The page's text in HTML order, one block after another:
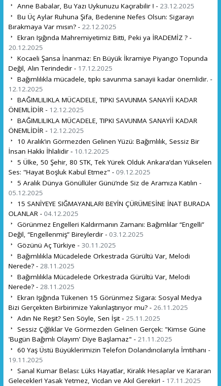
Anne Babalar, Bu Yazı Uykunuzu Kaçırabilir ! - 23.12.2025
Bu Üç Aylar Ruhuna Şifa, Bedenine Nefes Olsun: Sigarayı
Bırakmaya Var mısın? - 22.12.2025
Ekran Işığında Mahremiyetimiz Bitti, Peki ya İRADEMİZ ? -
20.12.2025
Kocaeli Şansa İnanmaz: En Büyük İkramiye Piyango Topunda
Değil, Alın Terindedir - 17.12.2025
Bağımlılıkla mücadele, tıpkı savunma sanayii kadar önemlidir. -
12.12.2025
BAĞIMLILIKLA MÜCADELE, TIPKI SAVUNMA SANAYİİ KADAR
ÖNEMLİDİR - 12.12.2025
BAĞIMLILIKLA MÜCADELE, TIPKI SAVUNMA SANAYİİ KADAR
ÖNEMLİDİR - 12.12.2025
10 Aralık’ın Görmezden Gelinen Yüzü: Bağımlılık, Sessiz Bir
İnsan Hakkı İhlalidir - 10.12.2025
5 Ülke, 50 Şehir, 80 STK, Tek Yürek Olduk Ankara’dan Yükselen
Ses: "Hayat Boşluk Kabul Etmez" - 09.12.2025
5 Aralık Dünya Gönüllüler Günü’nde Siz de Aramıza Katılın -
05.12.2025
15 SANİYEYE SIĞMAYANLAR! BEYİN ÇÜRÜMESİNE İNAT BURADA
OLANLAR - 04.12.2025
Görünmez Engelleri Kaldırmanın Zamanı: Bağımlılar “Engelli”
Değil, “Engellenmiş” Bireylerdir - 03.12.2025
Gözünü Aç Türkiye - 30.11.2025
Bağımlılıkla Mücadelede Orkestrada Gürültü Var, Melodi
Nerede? - 28.11.2025
Bağımlılıkla Mücadelede Orkestrada Gürültü Var, Melodi
Nerede? - 28.11.2025
Ekran Işığında Tükenen 15 Görünmez Sigara: Sosyal Medya
Bizi Gerçekten Birbirimize Yakınlaştırıyor mu? - 26.11.2025
Adın Ne Reşit? Sen Söyle, Sen İşit - 25.11.2025
Sessiz Çığlıklar Ve Görmezden Gelinen Gerçek: "Kimse Güne
'Bugün Bağımlı Olayım' Diye Başlamaz" - 21.11.2025
60 Yaş Üstü Büyüklerimizin Telefon Dolandırıcılarıyla İmtihanı -
19.11.2025
Sanal Kumar Belası: Lüks Hayatlar, Kiralık Hesaplar ve Kararan
Gelecekler! Yasak Yetmez, Vicdan ve Akıl Gerekir! - 17.11.2025